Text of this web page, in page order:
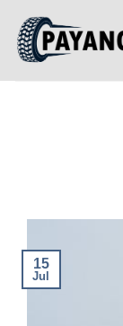
content
15
Jul